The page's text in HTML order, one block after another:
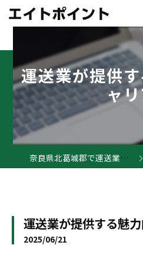
運送業が提供
ャ
奈良県北葛城郡で運送業の求人ならエイトポイント
運送業が提供する魅
2025/06/21